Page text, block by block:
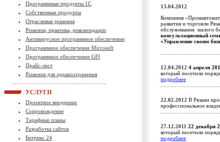
Программные продукты 1С
Собственные продукты
Отраслевые решения
Решения, практика, рекомендации
Антивирусное программное обеспечение
Программное обеспечение Microsoft
Программное обеспечение GFI
Прайс-лист
Решения для здравоохранения
УСЛУГИ
Проектное внедрение
Сопровождение
Тарифные планы
Разработка сайтов
Битрикс 24
13.04.2012
Компания
развития и торговли
обслуживания малого
консультационный
«Управление своим
12.04.2012 4 апреля
который посетили
подробнее
22.02.2012 В Рязани
профессиональное
27.12.2011 22 декабря
который посетили
подробнее